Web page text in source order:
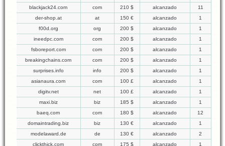
blackjack24.com
com 210 $ alcanzado
11
der-shop.at
at 150 € alcanzado
1
f00d.org
org 200 $ alcanzado
1
ineedpc.com
com 200 $ alcanzado
1
fsboreport.com
com 200 $ alcanzado
1
breakingchains.com
com 200 $ alcanzado
1
surprises.info
info 200 $ alcanzado
1
asianaura.com
com 100 £ alcanzado
1
digitv.net
net 100 £ alcanzado
1
maxi.biz
biz 185 $ alcanzado
1
baeq.com
com 180 $ alcanzado
12
domaintrading.biz
biz 130 € alcanzado
1
modelaward.de
de 130 € alcanzado
2
clickthick.com
com 175 $ alcanzado 1